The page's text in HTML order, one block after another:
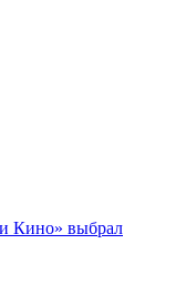
Кино» выбрал